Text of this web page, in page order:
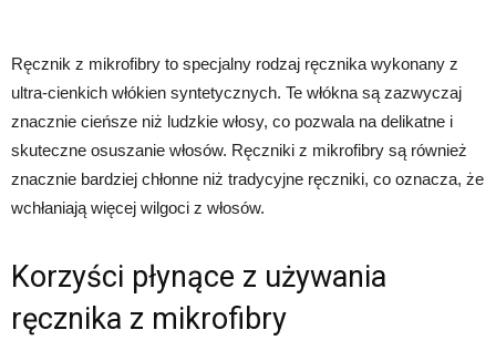
Ręcznik z mikrofibry to specjalny rodzaj ręcznika wykonany z
ultra-cienkich włókien syntetycznych. Te włókna są zazwyczaj
znacznie cieńsze niż ludzkie włosy, co pozwala na delikatne i
skuteczne osuszanie włosów. Ręczniki z mikrofibry są również
znacznie bardziej chłonne niż tradycyjne ręczniki, co oznacza, że
wchłaniają więcej wilgoci z włosów.
Korzyści płynące z używania
ręcznika z mikrofibry